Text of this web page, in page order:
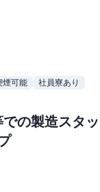
煙可能 社員寮あり
での製造スタ